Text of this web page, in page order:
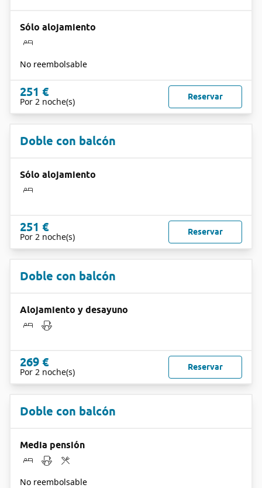
Sólo alojamiento
No reembolsable
251 €
Por 2 noche(s) Reservar
Doble con balcón
Sólo alojamiento
251 €
Por 2 noche(s) Reservar
Doble con balcón
Alojamiento y desayuno
269 €
Por 2 noche(s) Reservar
Doble con balcón
Media pensión
No reembolsable